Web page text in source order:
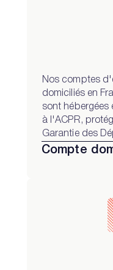
Nos comptes
domiciliés en
sont hébergées
à l'ACPR,
Garantie des
Compte